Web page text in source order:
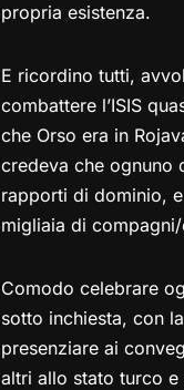
propria esistenza.
E ricordino tutti,
combattere l’ISIS
che Orso era in
credeva che ognuno
rapporti di dominio,
migliaia di
Comodo celebrare
sotto inchiesta, con
presenziare ai
altri allo stato turco